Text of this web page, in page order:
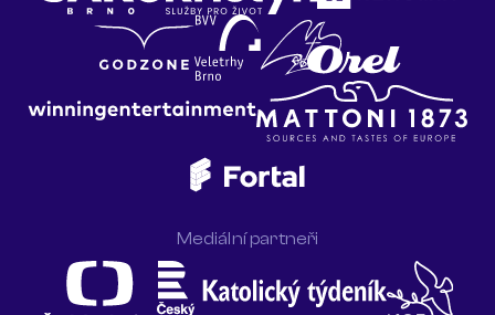
Mediální partneři